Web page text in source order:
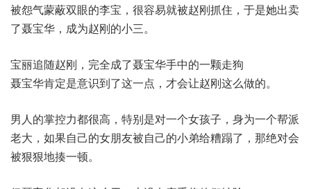
被怨气蒙蔽双眼的李宝，很容易就被赵刚抓住，于是她出卖
了聂宝华，成为赵刚的小三。
宝丽追随赵刚，完全成了聂宝华手中的一颗走狗
聂宝华肯定是意识到了这一点，才会让赵刚这么做的。
男人的掌控力都很高，特别是对一个女孩子，身为一个帮派
老大，如果自己的女朋友被自己的小弟给糟蹋了，那绝对会
被狠狠地揍一顿。